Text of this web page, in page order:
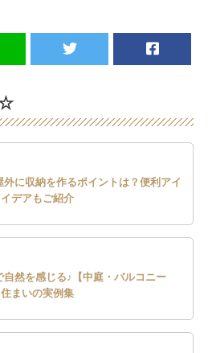
☆
外に収納を作るポイントは？便利アイ
デアもご紹介
自然を感じる♪【中庭・バルコニー
まいの実例集